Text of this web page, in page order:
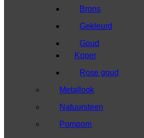
Brons
Gekleurd
Goud
Koper
Rose goud
Metallook
Natuursteen
Pompom